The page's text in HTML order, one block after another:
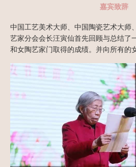
嘉宾致辞
中国工艺美术大师、中国陶瓷艺术大师
艺家分会会长汪寅仙首先回顾与总结了
和女陶艺家门取得的成绩。并向所有的